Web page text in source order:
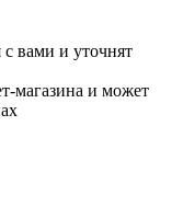
вами и уточнят
магазина и может